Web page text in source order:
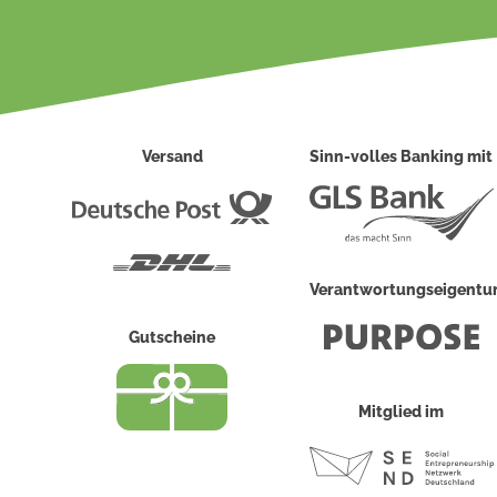
Versand
Deutsche
Gutscheine
Sinn-volles Banking mit
Mitglied im